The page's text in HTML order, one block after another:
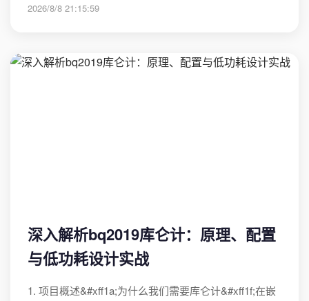
2026/8/8 21:15:59
深入解析bq2019库仑计：原理、配置
与低功耗设计实战
1. 项目概述&#xff1a;为什么我们需要库仑计&#xff1f;在嵌